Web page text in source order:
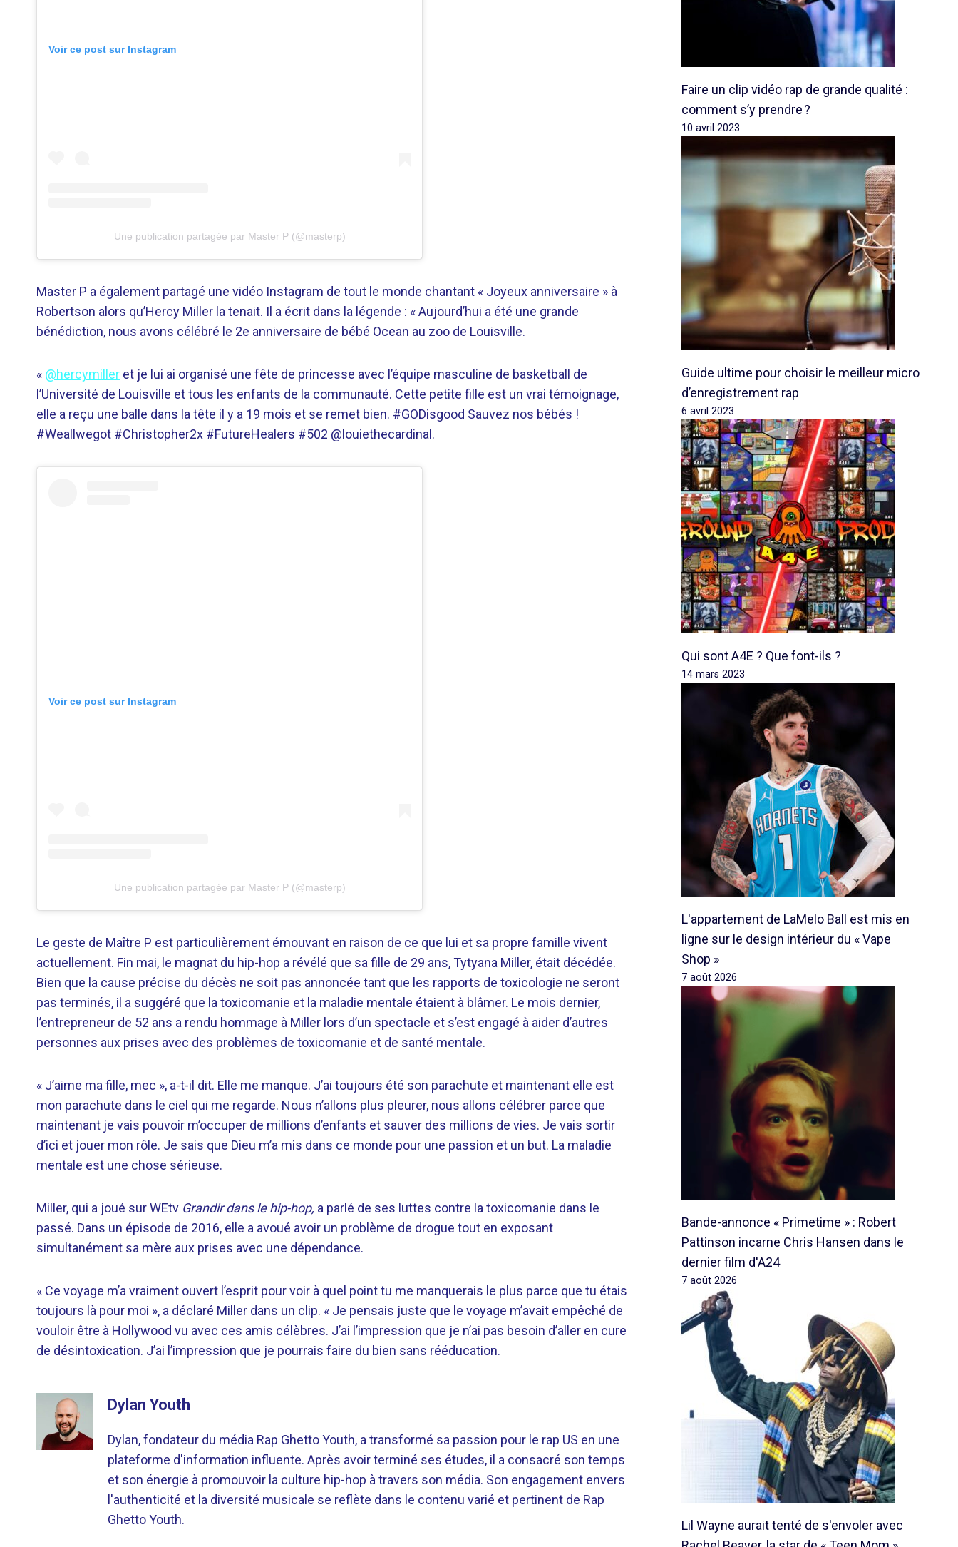
Voir ce post sur Instagram
Une publication partagée par Master P (@masterp)
Master P a également partagé une vidéo Instagram de tout le monde chantant « Joyeux anniversaire » à
Robertson alors qu’Hercy Miller la tenait. Il a écrit dans la légende : « Aujourd’hui a été une grande
bénédiction, nous avons célébré le 2e anniversaire de bébé Ocean au zoo de Louisville.
« @hercymiller et je lui ai organisé une fête de princesse avec l’équipe masculine de basketball de
l’Université de Louisville et tous les enfants de la communauté. Cette petite fille est un vrai témoignage,
elle a reçu une balle dans la tête il y a 19 mois et se remet bien. #GODisgood Sauvez nos bébés !
#Weallwegot #Christopher2x #FutureHealers #502 @louiethecardinal.
Voir ce post sur Instagram
Une publication partagée par Master P (@masterp)
Le geste de Maître P est particulièrement émouvant en raison de ce que lui et sa propre famille vivent
actuellement. Fin mai, le magnat du hip-hop a révélé que sa fille de 29 ans, Tytyana Miller, était décédée.
Bien que la cause précise du décès ne soit pas annoncée tant que les rapports de toxicologie ne seront
pas terminés, il a suggéré que la toxicomanie et la maladie mentale étaient à blâmer. Le mois dernier,
l’entrepreneur de 52 ans a rendu hommage à Miller lors d’un spectacle et s’est engagé à aider d’autres
personnes aux prises avec des problèmes de toxicomanie et de santé mentale.
« J’aime ma fille, mec », a-t-il dit. Elle me manque. J’ai toujours été son parachute et maintenant elle est
mon parachute dans le ciel qui me regarde. Nous n’allons plus pleurer, nous allons célébrer parce que
maintenant je vais pouvoir m’occuper de millions d’enfants et sauver des millions de vies. Je vais sortir
d’ici et jouer mon rôle. Je sais que Dieu m’a mis dans ce monde pour une passion et un but. La maladie
mentale est une chose sérieuse.
Miller, qui a joué sur WEtv Grandir dans le hip-hop, a parlé de ses luttes contre la toxicomanie dans le
passé. Dans un épisode de 2016, elle a avoué avoir un problème de drogue tout en exposant
simultanément sa mère aux prises avec une dépendance.
« Ce voyage m’a vraiment ouvert l’esprit pour voir à quel point tu me manquerais le plus parce que tu étais
toujours là pour moi », a déclaré Miller dans un clip. « Je pensais juste que le voyage m’avait empêché de
vouloir être à Hollywood vu avec ces amis célèbres. J’ai l’impression que je n’ai pas besoin d’aller en cure
de désintoxication. J’ai l’impression que je pourrais faire du bien sans rééducation.
Dylan Youth
Dylan, fondateur du média Rap Ghetto Youth, a transformé sa passion pour le rap US en une
plateforme d'information influente. Après avoir terminé ses études, il a consacré son temps
et son énergie à promouvoir la culture hip-hop à travers son média. Son engagement envers
l'authenticité et la diversité musicale se reflète dans le contenu varié et pertinent de Rap
Ghetto Youth.
Faire un clip vidéo rap de grande qualité :
comment s’y prendre ?
10 avril 2023
Guide ultime pour choisir le meilleur micro
d’enregistrement rap
6 avril 2023
Qui sont A4E ? Que font-ils ?
14 mars 2023
L'appartement de LaMelo Ball est mis en
ligne sur le design intérieur du « Vape
Shop »
7 août 2026
Bande-annonce « Primetime » : Robert
Pattinson incarne Chris Hansen dans le
dernier film d'A24
7 août 2026
Lil Wayne aurait tenté de s'envoler avec